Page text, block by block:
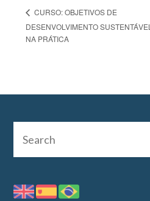
CURSO: OBJETIVOS DE
DESENVOLVIMENTO SUSTENTÁVEL
NA PRÁTICA